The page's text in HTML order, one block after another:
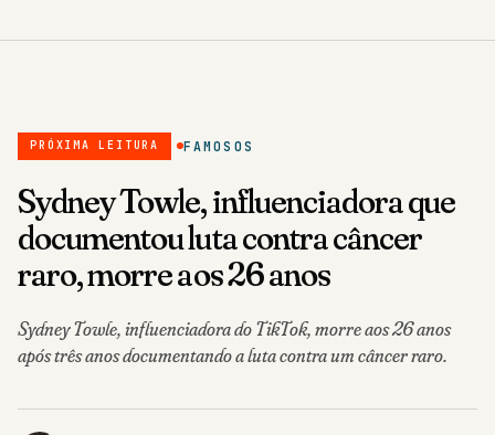
PRÓXIMA LEITURA FAMOSOS
Sydney Towle, influenciadora que
documentou luta contra câncer
raro, morre aos 26 anos
Sydney Towle, influenciadora do TikTok, morre aos 26 anos
após três anos documentando a luta contra um câncer raro.